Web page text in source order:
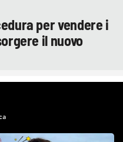
per vendere i
il nuovo